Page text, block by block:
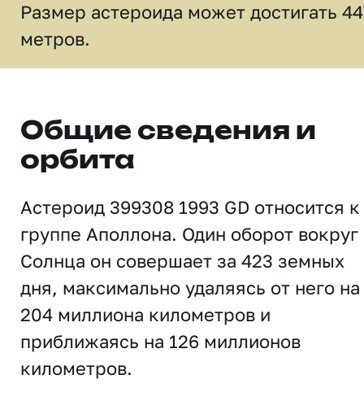
Размер астероида может достигать
метров.
Общие сведения и
орбита
Астероид 399308 1993 GD относится к
группе Аполлона. Один оборот вокруг
Солнца он совершает за 423 земных
дня, максимально удаляясь от него на
204 миллиона километров и
приближаясь на 126 миллионов
километров.